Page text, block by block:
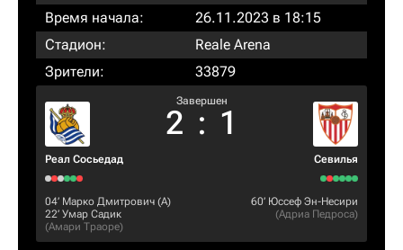
Время начала:
26.11.2023 в 18:15
Стадион:
Reale Arena
Зрители:
33879
Реал Сосьедад
Завершен
2 : 1
Севилья
04‎’‎ Марко Дмитрович (А)
22‎’‎ Умар Садик
(Амари Траоре)
60‎’‎ Юссеф Эн-Несири
(Адриа Педроса)